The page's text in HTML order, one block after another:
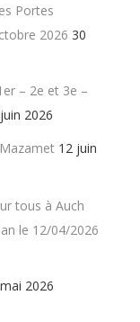
Portes
2026 30
– 2e et 3e –
2026
12 juin
tous à Auch
le 12/04/2026
2026